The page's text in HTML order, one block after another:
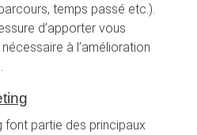
temps passé etc.).
d’apporter vous
à l’amélioration
partie des principaux